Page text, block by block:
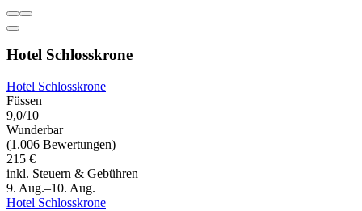
Hotel Schlosskrone
Hotel Schlosskrone
Füssen
9,0/10
Wunderbar
(1.006 Bewertungen)
215 €
inkl. Steuern & Gebühren
9. Aug.–10. Aug.
Hotel Schlosskrone